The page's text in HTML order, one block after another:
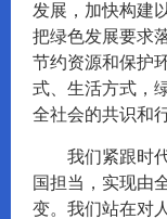
发展，加快构建
把绿色发展要求
节约资源和保护
式、生活方式，
全社会的共识和
我们紧跟时
国担当，实现由
变。我们站在对